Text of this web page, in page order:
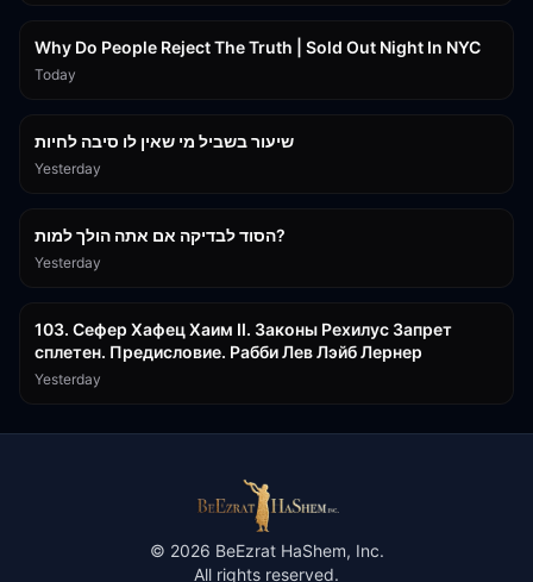
Why Do People Reject The Truth | Sold Out Night In NYC
Today
שיעור בשביל מי שאין לו סיבה לחיות
Yesterday
הסוד לבדיקה אם אתה הולך למות?
Yesterday
103. Сефер Хафец Хаим II. Законы Рехилус Запрет
сплетен. Предисловие. Рабби Лев Лэйб Лернер
Yesterday
© 2026 BeEzrat HaShem, Inc.
All rights reserved.